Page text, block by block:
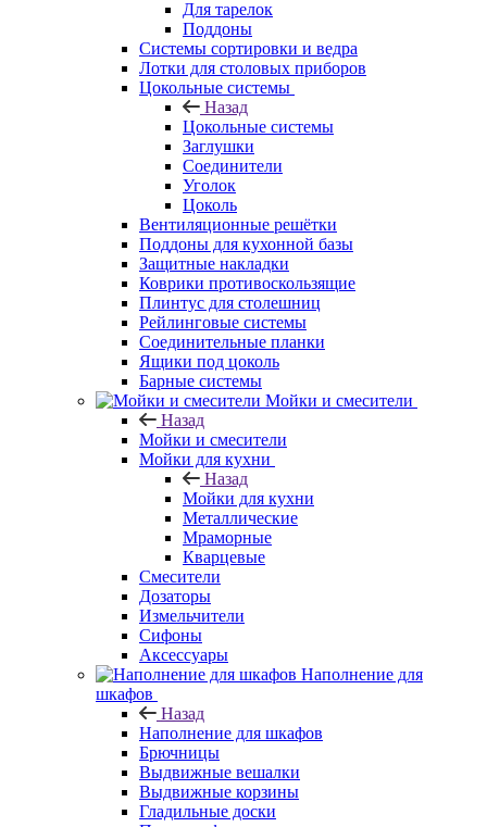
Для тарелок
Поддоны
Системы сортировки и ведра
Лотки для столовых приборов
Цокольные системы
Назад
Цокольные системы
Заглушки
Соединители
Уголок
Цоколь
Вентиляционные решётки
Поддоны для кухонной базы
Защитные накладки
Коврики противоскользящие
Плинтус для столешниц
Рейлинговые системы
Соединительные планки
Ящики под цоколь
Барные системы
Мойки и смесители
Назад
Мойки и смесители
Мойки для кухни
Назад
Мойки для кухни
Металлические
Мраморные
Кварцевые
Смесители
Дозаторы
Измельчители
Сифоны
Аксессуары
Наполнение для
шкафов
Назад
Наполнение для шкафов
Брючницы
Выдвижные вешалки
Выдвижные корзины
Гладильные доски